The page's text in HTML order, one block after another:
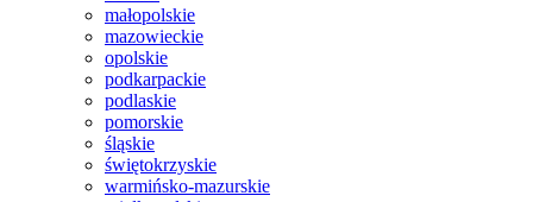
małopolskie
mazowieckie
opolskie
podkarpackie
podlaskie
pomorskie
śląskie
świętokrzyskie
warmińsko-mazurskie